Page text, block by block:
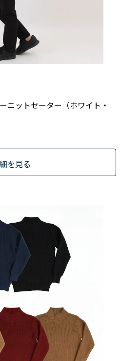
ニットセーター（ホワイト・
を見る